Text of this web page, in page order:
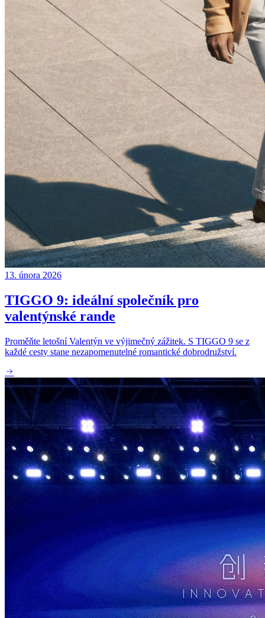
13. února 2026
TIGGO 9: ideální společník pro
valentýnské rande
Proměňte letošní Valentýn ve výjimečný zážitek. S TIGGO 9 se z
každé cesty stane nezapomenutelné romantické dobrodružství.